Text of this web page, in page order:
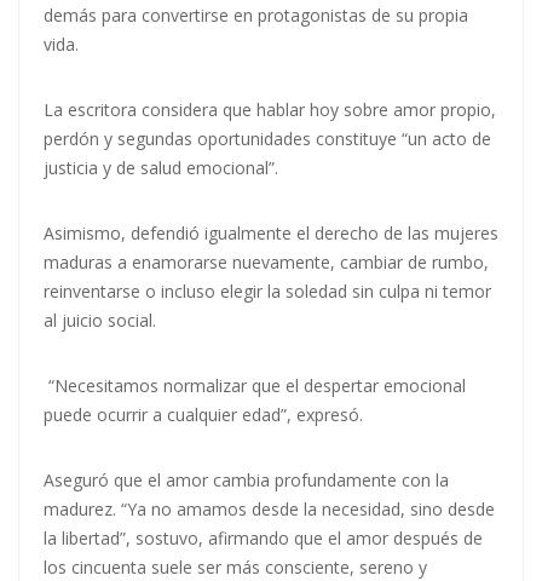
demás para convertirse en protagonistas de su propia
vida.
La escritora considera que hablar hoy sobre amor propio,
perdón y segundas oportunidades constituye “un acto de
justicia y de salud emocional”.
Asimismo, defendió igualmente el derecho de las mujeres
maduras a enamorarse nuevamente, cambiar de rumbo,
reinventarse o incluso elegir la soledad sin culpa ni temor
al juicio social.
“Necesitamos normalizar que el despertar emocional
puede ocurrir a cualquier edad”, expresó.
Aseguró que el amor cambia profundamente con la
madurez. “Ya no amamos desde la necesidad, sino desde
la libertad”, sostuvo, afirmando que el amor después de
los cincuenta suele ser más consciente, sereno y